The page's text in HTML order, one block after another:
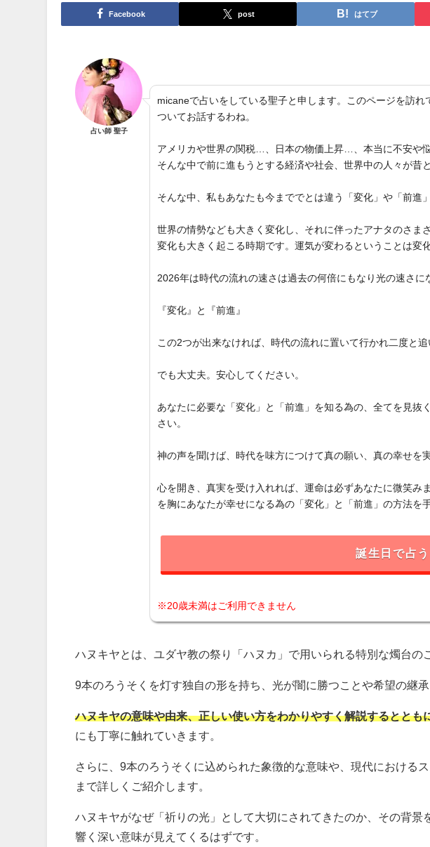
Facebook post はてブ
占い師 聖子
micaneで占いをしている聖子と申します。このページを訪
ついてお話するわね。
アメリカや世界の関税…、日本の物価上昇…、本当に不安や
そんな中で前に進もうとする経済や社会、世界中の人々が昔
そんな中、私もあなたも今まででとは違う「変化」や「前進
世界の情勢なども大きく変化し、それに伴ったアナタのさま
変化も大きく起こる時期です。運気が変わるということは変
2026年は時代の流れの速さは過去の何倍にもなり光の速さに
『変化』と『前進』
この2つが出来なければ、時代の流れに置いて行かれ二度と
でも大丈夫。安心してください。
あなたに必要な「変化」と「前進」を知る為の、全てを見抜
さい。
神の声を聞けば、時代を味方につけて真の願い、真の幸せを
心を開き、真実を受け入れれば、運命は必ずあなたに微笑み
を胸にあなたが幸せになる為の「変化」と「前進」の方法を
誕生日で占う
※20歳未満はご利用できません
ハヌキヤとは、ユダヤ教の祭り「ハヌカ」で用いられる特別な燭台の
9本のろうそくを灯す独自の形を持ち、光が闇に勝つことや希望の継
ハヌキヤの意味や由来、正しい使い方をわかりやすく解説するととも
にも丁寧に触れていきます。
さらに、9本のろうそくに込められた象徴的な意味や、現代における
まで詳しくご紹介します。
ハヌキヤがなぜ「祈りの光」として大切にされてきたのか、その背景
響く深い意味が見えてくるはずです。